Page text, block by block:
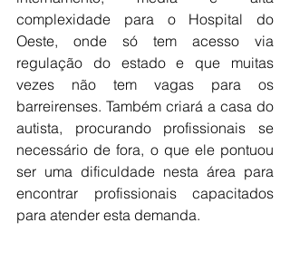
complexidade para o Hospital do
Oeste, onde só tem acesso via
regulação do estado e que muitas
vezes não tem vagas para os
barreirenses. Também criará a casa do
autista, procurando profissionais se
necessário de fora, o que ele pontuou
ser uma dificuldade nesta área para
encontrar profissionais capacitados
para atender esta demanda.